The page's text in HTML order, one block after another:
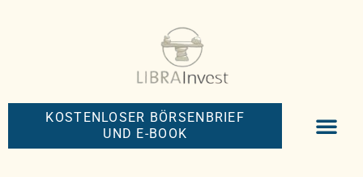
KOSTENLOSER BÖRSENBRIEF
UND E-BOOK